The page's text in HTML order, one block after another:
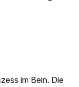
im Bein. Die